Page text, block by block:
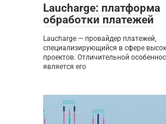
Laucharge: платформа
обработки платежей
Laucharge — провайдер платежей,
специализирующийся в сфере
проектов. Отличительной
является его